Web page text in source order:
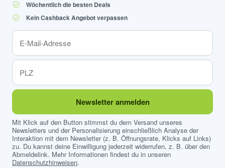
Wöchentlich die besten Deals
Kein Cashback Angebot verpassen
Newsletter anmelden
Mit Klick auf den Button stimmst du dem Versand unseres
Newsletters und der Personalisierung einschließlich Analyse der
Interaktion mit dem Newsletter (z. B. Öffnungsrate, Klicks auf Links)
zu. Du kannst deine Einwilligung jederzeit widerrufen, z. B. über den
Abmeldelink. Mehr Informationen findest du in unseren
Datenschutzhinweisen.